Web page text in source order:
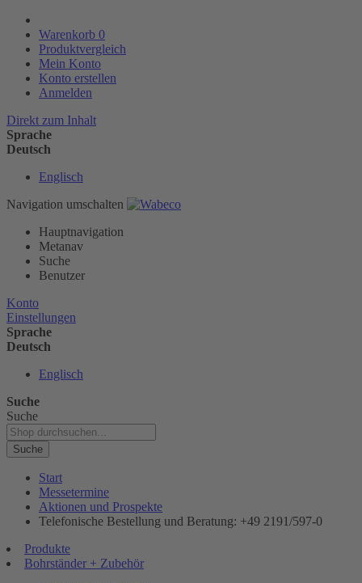
Warenkorb 0
Produktvergleich
Mein Konto
Konto erstellen
Anmelden
Direkt zum Inhalt
Sprache
Deutsch
Englisch
Navigation umschalten
Hauptnavigation
Metanav
Suche
Benutzer
Konto
Einstellungen
Sprache
Deutsch
Englisch
Suche
Suche
Suche
Start
Messetermine
Aktionen und Prospekte
Telefonische Bestellung und Beratung: +49 2191/597-0
Produkte
Bohrständer + Zubehör